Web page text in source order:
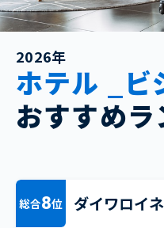
2026年
ホテル _ビ
おすすめ
総合8位 ダイワロイ